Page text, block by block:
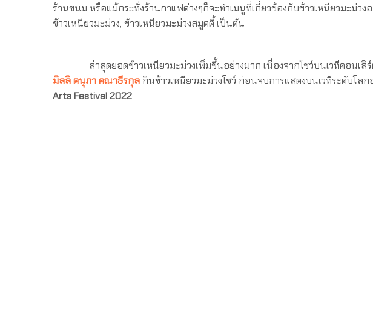
ร้านขนม หรือแม้กระทั่งร้านกาแฟต่างๆก็จะทำเมนูที่เกี่ยวข้องกับข้าวเหนียวมะม่ว
ข้าวเหนียวมะม่วง, ข้าวเหนียวมะม่วงสมูตตี้ เป็นต้น
ล่าสุดยอดข้าวเหนียวมะม่วงเพิ่มขึ้นอย่างมาก เนื่องจากโชว์บนเวทีคอนเสิ
มิลลิ ดนุภา คณาธีรกุล กินข้าวเหนียวมะม่วงโชว์ ก่อนจบการแสดงบนเวทีระดับโลก
Arts Festival 2022